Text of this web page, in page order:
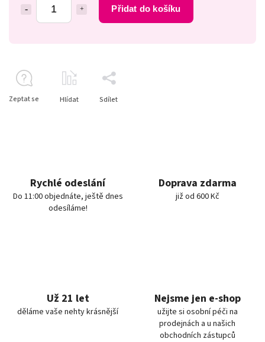
Přidat do košíku
Zeptat se Hlídat Sdílet
Rychlé odeslání
Do 11:00 objednáte, ještě dnes
odesíláme!
Doprava zdarma
již od 600 Kč
Už 21 let
děláme vaše nehty krásnější
Nejsme jen e-shop
užijte si osobní péči na
prodejnách a u našich
obchodních zástupců